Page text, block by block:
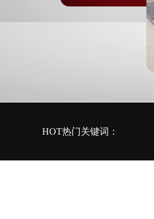
HOT热门关键词：